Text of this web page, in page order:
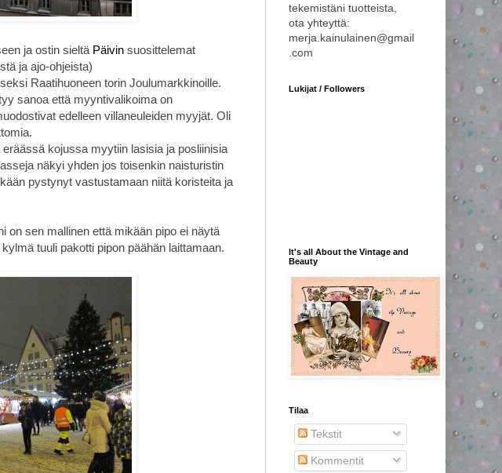
ja ostin sieltä Päivin suosittelemat
ja ajo-ohjeista)
Raatihuoneen torin Joulumarkkinoille.
sanoa että myyntivalikoima on
edelleen villaneuleiden myyjät. Oli
kojussa myytiin lasisia ja posliinisia
näkyi yhden jos toisenkin naisturistin
pystynyt vastustamaan niitä koristeita ja
on sen mallinen että mikään pipo ei näytä
tuuli pakotti pipon päähän laittamaan.
tekemistäni tuotteista,
ota yhteyttä:
merja.kainulainen@gmail
.com
Lukijat / Followers
It's all About the Vintage and
Beauty
Tilaa
Tekstit
Kommentit